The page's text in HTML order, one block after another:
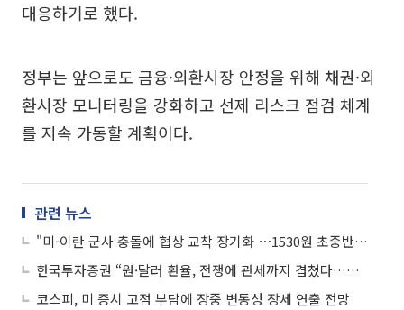
대응하기로 했다.
정부는 앞으로도 금융·외환시장 안정을 위해 채권·외
환시장 모니터링을 강화하고 선제 리스크 점검 체계
를 지속 가동할 계획이다.
관련 뉴스
"미-이란 군사 충돌에 협상 교착 장기화 ⋯1530원 초중반서 등락"
한국투자증권 “원·달러 환율, 전쟁에 관세까지 겹쳤다…상방 압력 지속”
코스피, 미 증시 고점 부담에 장중 변동성 장세 연출 전망